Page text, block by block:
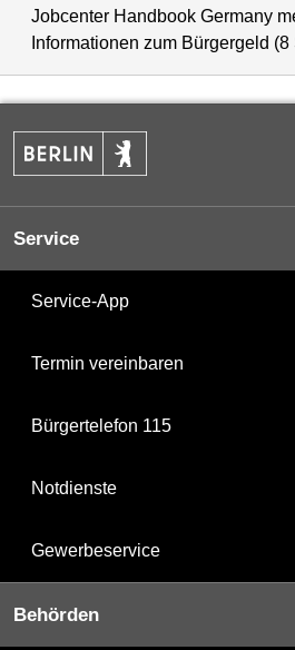
Jobcenter Handbook Germany
Informationen zum Bürgergeld
Service
Service-App
Termin vereinbaren
Bürgertelefon 115
Notdienste
Gewerbeservice
Behörden